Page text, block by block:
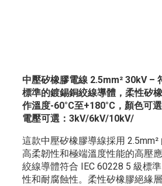
中壓矽橡膠電線 2.5mm² 30kV –
標準的鍍錫銅絞線導體，柔性矽
作溫度-60°C至+180°C，顏色可
電壓可選：3kV/6kV/10kV/
這款中壓矽橡膠導線採用
高柔韌性和極端溫度性能的高壓
絞線導體符合 IEC 60228 5 級標
性和耐腐蝕性。柔性矽橡膠絕緣